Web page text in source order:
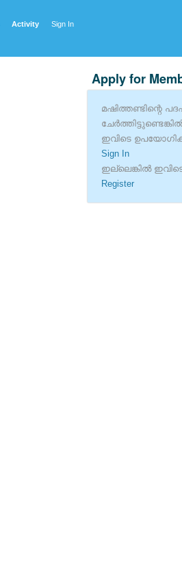
Activity Sign In
Apply for
മഷിത്തണ്ടിന്റെ
ഇവിടെ
Sign In
ഇല്ലെങ്കില്‍
Register